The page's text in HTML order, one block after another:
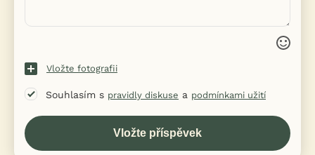
Vložte fotografii
Souhlasím s pravidly diskuse a podmínkami užití